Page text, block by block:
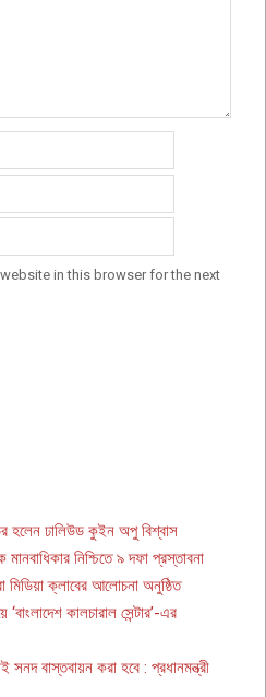
in this browser for the next
হলেন ঢালিউড কুইন অপু বিশ্বাস
নিশ্চিতে ৯ দফা প্রস্তাবনা
ক্লাবের আলোচনা অনুষ্ঠিত
কালচারাল সেন্টার’-এর
সনদ বাস্তবায়ন করা হবে : প্রধানমন্ত্রী